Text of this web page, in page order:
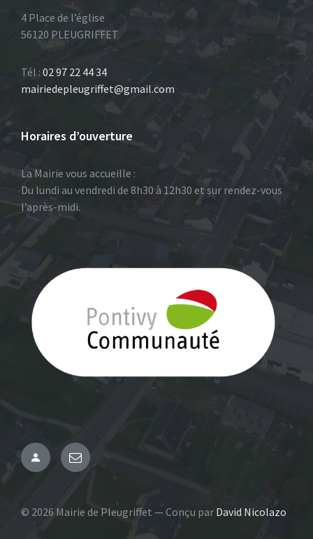
4 Place de l’église
56120 PLEUGRIFFET
Tél : 02 97 22 44 34
mairiedepleugriffet@gmail.com
Horaires d’ouverture
La Mairie vous accueille :
Du lundi au vendredi de 8h30 à 12h30 et sur rendez-vous
l’après-midi.
Administration
Email
© 2026 Mairie de Pleugriffet — Conçu par David Nicolazo